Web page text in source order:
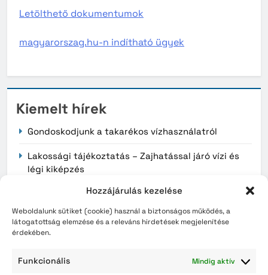
Hozzájárulás kezelése
Weboldalunk sütiket (cookie) használ a biztonságos működés, a
látogatottság elemzése és a releváns hirdetések megjelenítése
érdekében.
Funkcionális Mindig aktív
Letölthető dokumentumok
magyarorszag.hu-n indítható ügyek
Kiemelt hírek
Gondoskodjunk a takarékos vízhasználatról
Lakossági tájékoztatás – Zajhatással járó vízi és
légi kiképzés
Érvényüket vesztik a régi, könyv formátumú
személyazonosító igazolványok augusztus 3-án
Archívum